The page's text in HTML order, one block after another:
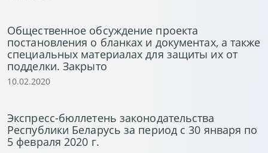
Общественное обсуждение проекта
постановления о бланках и документах, а также
специальных материалах для защиты их от
подделки. Закрыто
10.02.2020
Экспресс-бюллетень законодательства
Республики Беларусь за период с 30 января по
5 февраля 2020 г.